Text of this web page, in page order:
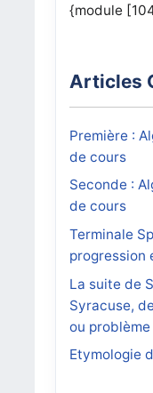
{module
Articles
Première :
de cours
Seconde :
de cours
Terminale
progression
La suite de
Syracuse,
ou problème
Etymologie